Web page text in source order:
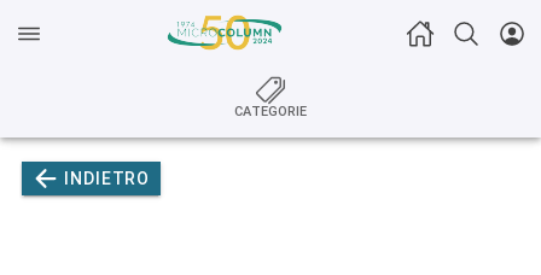
CATEGORIE
INDIETRO